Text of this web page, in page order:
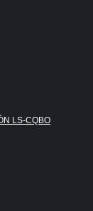
LS-CQBO